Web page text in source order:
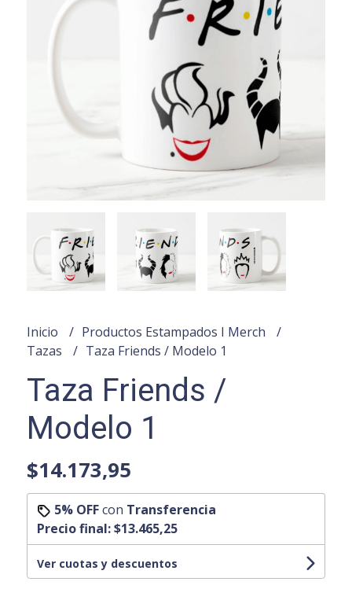
Inicio
Productos Estampados I Merch
Tazas
Taza Friends / Modelo 1
Taza Friends /
Modelo 1
$14.173,95
5% OFFcon Transferencia
Precio final:$13.465,25
Ver cuotas y descuentos